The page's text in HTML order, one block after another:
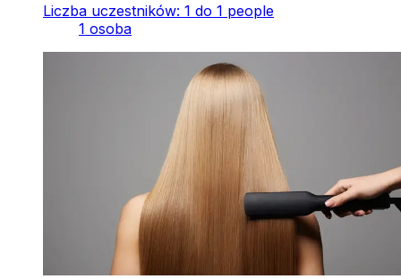
Liczba uczestników: 1 do 1 people
1 osoba